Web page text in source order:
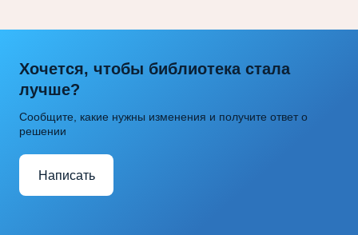
Хочется, чтобы библиотека стала
лучше?
Сообщите, какие нужны изменения и получите ответ о
решении
Написать